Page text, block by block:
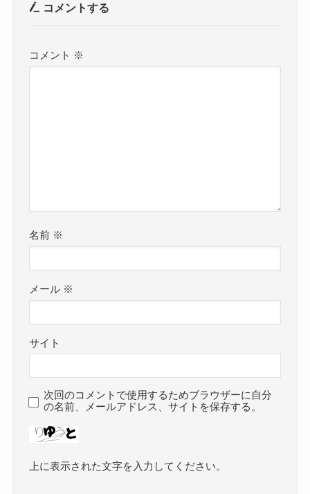
コメントする
コメント ※
名前 ※
メール ※
サイト
次回のコメントで使用するためブラウザーに自分
の名前、メールアドレス、サイトを保存する。
上に表示された文字を入力してください。